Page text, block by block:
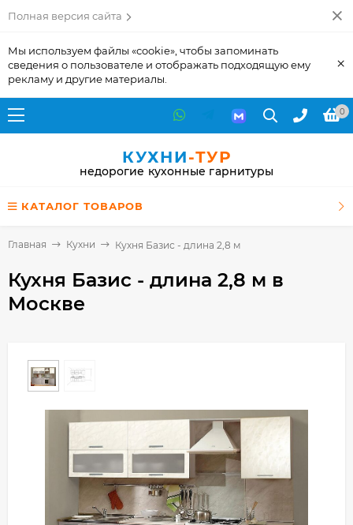
Полная версия сайта
Мы используем файлы «cookie», чтобы запоминать
сведения о пользователе и отображать подходящую ему
рекламу и другие материалы.
×
0
КУХНИ-ТУР
недорогие кухонные гарнитуры
КАТАЛОГ ТОВАРОВ
Главная Кухни Кухня Базис - длина 2,8 м
Кухня Базис - длина 2,8 м в
Москве